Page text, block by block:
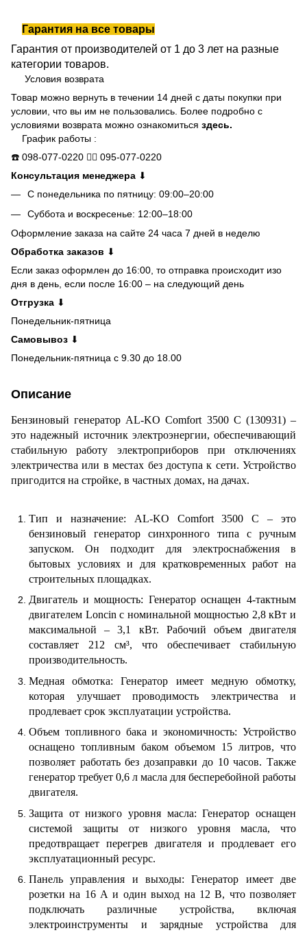
Гарантия на все товары
Гарантия от производителей от 1 до 3 лет на разные
категории товаров.
Условия возврата
Товар можно вернуть в течении 14 дней с даты покупки при
условии, что вы им не пользовались. Более подробно с
условиями возврата можно ознакомиться здесь.
График работы :
☎️ 098-077-0220 👍🏻 095-077-0220
Консультация менеджера ⬇
С понедельника по пятницу: 09:00–20:00
Суббота и воскресенье: 12:00–18:00
Оформление заказа на сайте 24 часа 7 дней в неделю
Обработка заказов ⬇
Если заказ оформлен до 16:00, то отправка происходит изо
дня в день, если после 16:00 – на следующий день
Отгрузка ⬇
Понедельник-пятница
Самовывоз ⬇
Понедельник-пятница с 9.30 до 18.00
Описание
Бензиновый генератор AL-KO Comfort 3500 С (130931) –
это надежный источник электроэнергии, обеспечивающий
стабильную работу электроприборов при отключениях
электричества или в местах без доступа к сети. Устройство
пригодится на стройке, в частных домах, на дачах.
Тип и назначение: AL-KO Comfort 3500 С – это
бензиновый генератор синхронного типа с ручным
запуском. Он подходит для электроснабжения в
бытовых условиях и для кратковременных работ на
строительных площадках.
Двигатель и мощность: Генератор оснащен 4-тактным
двигателем Loncin с номинальной мощностью 2,8 кВт и
максимальной – 3,1 кВт. Рабочий объем двигателя
составляет 212 см³, что обеспечивает стабильную
производительность.
Медная обмотка: Генератор имеет медную обмотку,
которая улучшает проводимость электричества и
продлевает срок эксплуатации устройства.
Объем топливного бака и экономичность: Устройство
оснащено топливным баком объемом 15 литров, что
позволяет работать без дозаправки до 10 часов. Также
генератор требует 0,6 л масла для бесперебойной работы
двигателя.
Защита от низкого уровня масла: Генератор оснащен
системой защиты от низкого уровня масла, что
предотвращает перегрев двигателя и продлевает его
эксплуатационный ресурс.
Панель управления и выходы: Генератор имеет две
розетки на 16 А и один выход на 12 В, что позволяет
подключать различные устройства, включая
электроинструменты и зарядные устройства для